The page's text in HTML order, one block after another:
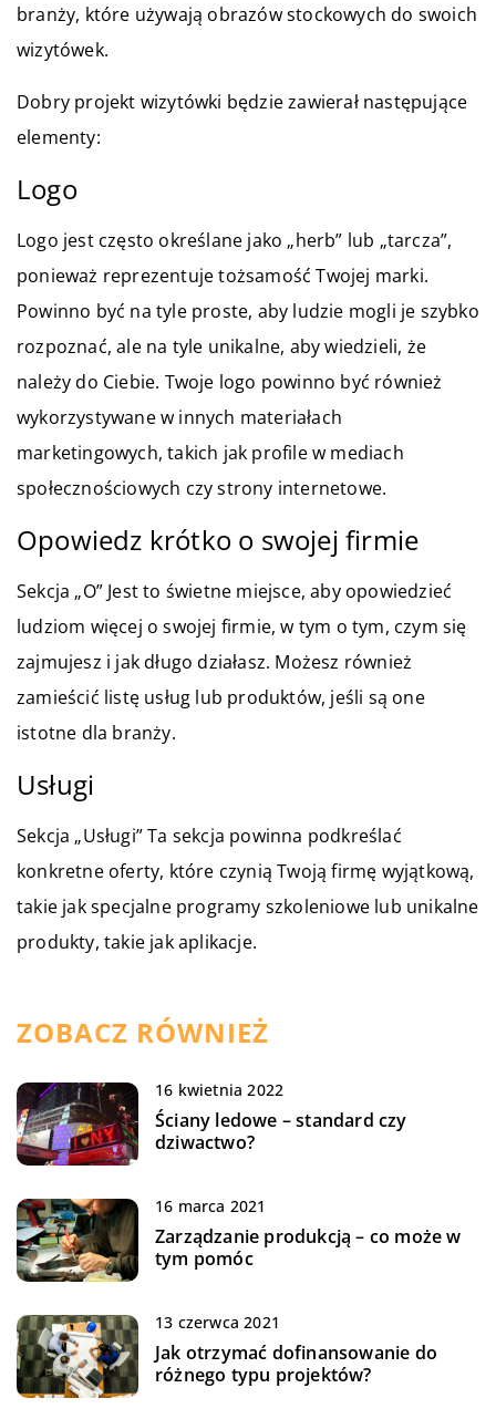
branży, które używają obrazów stockowych do swoich
wizytówek.
Dobry projekt wizytówki będzie zawierał następujące
elementy:
Logo
Logo jest często określane jako „herb” lub „tarcza”,
ponieważ reprezentuje tożsamość Twojej marki.
Powinno być na tyle proste, aby ludzie mogli je szybko
rozpoznać, ale na tyle unikalne, aby wiedzieli, że
należy do Ciebie. Twoje logo powinno być również
wykorzystywane w innych materiałach
marketingowych, takich jak profile w mediach
społecznościowych czy strony internetowe.
Opowiedz krótko o swojej firmie
Sekcja „O” Jest to świetne miejsce, aby opowiedzieć
ludziom więcej o swojej firmie, w tym o tym, czym się
zajmujesz i jak długo działasz. Możesz również
zamieścić listę usług lub produktów, jeśli są one
istotne dla branży.
Usługi
Sekcja „Usługi” Ta sekcja powinna podkreślać
konkretne oferty, które czynią Twoją firmę wyjątkową,
takie jak specjalne programy szkoleniowe lub unikalne
produkty, takie jak aplikacje.
ZOBACZ RÓWNIEŻ
16 kwietnia 2022
Ściany ledowe – standard czy
dziwactwo?
16 marca 2021
Zarządzanie produkcją – co może w
tym pomóc
13 czerwca 2021
Jak otrzymać dofinansowanie do
różnego typu projektów?